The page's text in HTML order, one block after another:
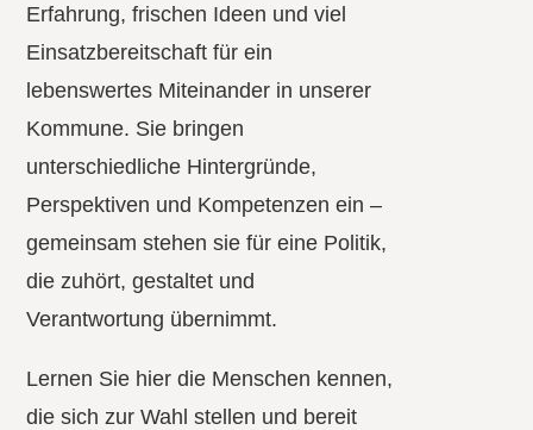
Erfahrung, frischen Ideen und viel
Einsatzbereitschaft für ein
lebenswertes Miteinander in unserer
Kommune. Sie bringen
unterschiedliche Hintergründe,
Perspektiven und Kompetenzen ein –
gemeinsam stehen sie für eine Politik,
die zuhört, gestaltet und
Verantwortung übernimmt.
Lernen Sie hier die Menschen kennen,
die sich zur Wahl stellen und bereit